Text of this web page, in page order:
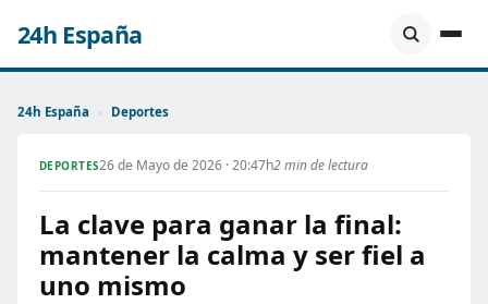
24h España
24h España › Deportes
DEPORTES26 de Mayo de 2026 · 20:47h2 min de lectura
La clave para ganar la final:
mantener la calma y ser fiel a
uno mismo